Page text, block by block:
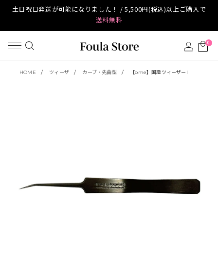
土日祝日発送が可能になりました！ / 5,500円(税込)以上ご購入で
送料無料
0
HOME ツィーザ カーブ・先曲型 【ome】国産ツィーザーI